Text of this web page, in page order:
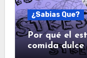
¿Sabias Que?
Por qué el
comida dulce